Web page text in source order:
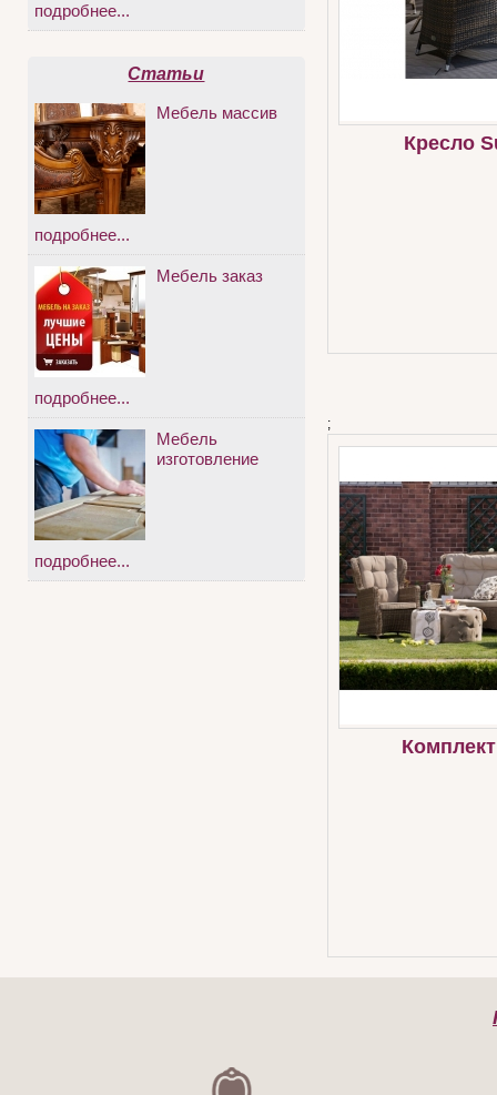
Кресло
;
подробнее...
Статьи
Мебель массив
подробнее...
Мебель заказ
подробнее...
Мебель
изготовление
подробнее...